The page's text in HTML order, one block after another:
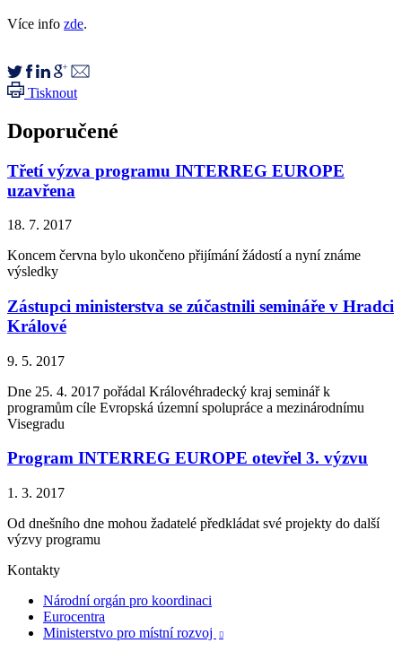
Více info zde.
Tisknout
Doporučené
Třetí výzva programu INTERREG EUROPE
uzavřena
18. 7. 2017
Koncem června bylo ukončeno přijímání žádostí a nyní známe
výsledky
Zástupci ministerstva se zúčastnili semináře v Hradci
Králové
9. 5. 2017
Dne 25. 4. 2017 pořádal Královéhradecký kraj seminář k
programům cíle Evropská územní spolupráce a mezinárodnímu
Visegradu
Program INTERREG EUROPE otevřel 3. výzvu
1. 3. 2017
Od dnešního dne mohou žadatelé předkládat své projekty do další
výzvy programu
Kontakty
Národní orgán pro koordinaci
Eurocentra
Ministerstvo pro místní rozvoj
